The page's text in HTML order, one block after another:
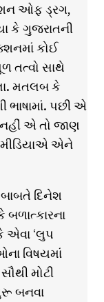
ઓફ ડ્રગ,
કે ગુજરાતની
કોઈ
તત્વો સાથે
મતલબ કે
ભાષામાં. પછી એ
એ તો જાણ
એને
દિનેશ
એવા ‘લુપ
વિષયમાં
મોટી
બનવા